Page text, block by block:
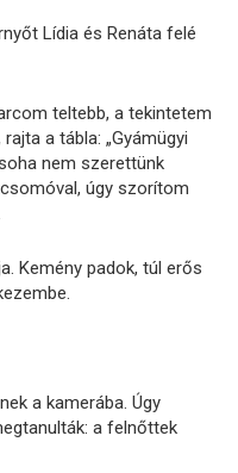
Lídia és Renáta felé
teltebb, a tekintetem
a tábla: „Gyámügyi
nem szerettünk
úgy szorítom
Kemény padok, túl erős
a kamerába. Úgy
a felnőttek